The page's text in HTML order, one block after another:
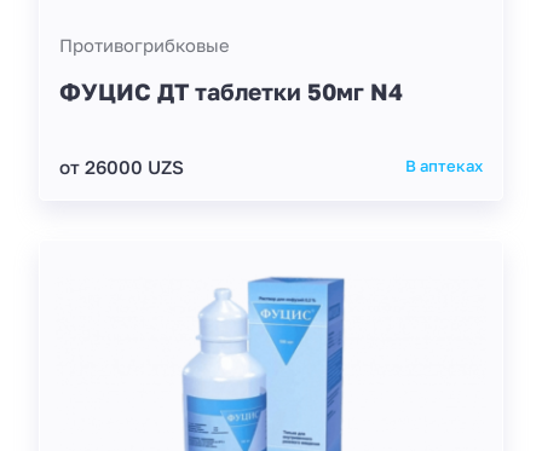
Противогрибковые
ФУЦИС ДТ таблетки 50мг N4
от 26000 UZS В аптеках